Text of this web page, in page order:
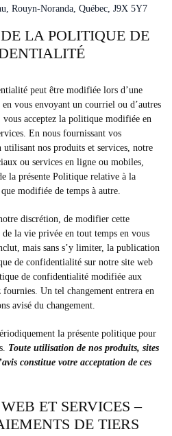
, Rouyn-Noranda, Québec, J9X 5Y7
LA POLITIQUE DE
peut être modifiée lors d’une
vous envoyant un courriel ou d’autres
acceptez la politique modifiée en
En nous fournissant vos
utilisant nos produits et services, notre
ou services en ligne ou mobiles,
la présente Politique relative à la
modifiée de temps à autre.
discrétion, de modifier cette
la vie privée en tout temps en vous
mais sans s’y limiter, la publication
de confidentialité sur notre site web
de confidentialité modifiée aux
fournies. Un tel changement entrera en
avisé du changement.
la présente politique pour
Toute utilisation de nos produits, sites
constitue votre acceptation de ces
ET SERVICES –
DE TIERS